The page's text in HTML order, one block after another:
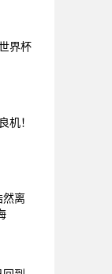
界杯
机！
然离